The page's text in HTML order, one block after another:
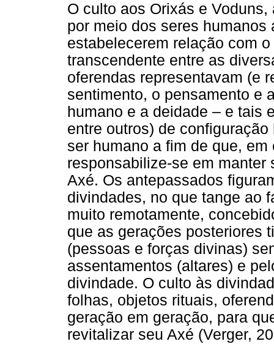
O culto aos Orixás e
por meio dos seres
estabelecerem relação com
transcendente entre as
oferendas representavam (e
sentimento, o pensamento e
humano e a deidade – e tais
entre outros) de
ser humano a fim de que,
responsabilize-se em
Axé. Os antepassados
divindades, no que tange ao
muito remotamente,
que as gerações posteriores
(pessoas e forças divinas)
assentamentos (altares) e
divindade. O culto às
folhas, objetos rituais,
geração em geração, para
revitalizar seu Axé (Verger,